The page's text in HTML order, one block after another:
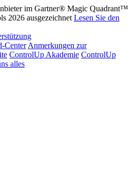
im Gartner® Magic Quadrant™
2026 ausgezeichnet Lesen Sie den
Center Anmerkungen zur
ControlUp Akademie ControlUp
alles